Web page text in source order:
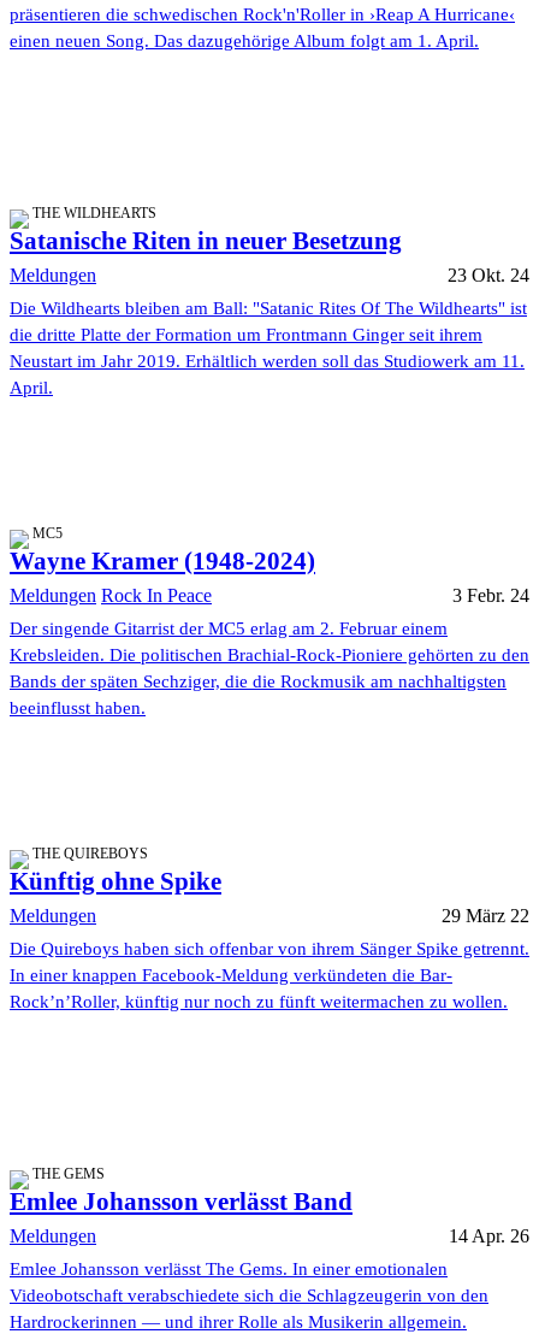
präsentieren die schwedischen Rock'n'Roller in ›Reap A Hurricane‹
einen neuen Song. Das dazugehörige Album folgt am 1. April.
THE WILDHEARTS
Satanische Riten in neuer Besetzung
Meldungen 23 Okt. 24
Die Wildhearts bleiben am Ball: "Satanic Rites Of The Wildhearts" ist
die dritte Platte der Formation um Frontmann Ginger seit ihrem
Neustart im Jahr 2019. Erhältlich werden soll das Studiowerk am 11.
April.
MC5
Wayne Kramer (1948-2024)
Meldungen Rock In Peace 3 Febr. 24
Der singende Gitarrist der MC5 erlag am 2. Februar einem
Krebsleiden. Die politischen Brachial-Rock-Pioniere gehörten zu den
Bands der späten Sechziger, die die Rockmusik am nachhaltigsten
beeinflusst haben.
THE QUIREBOYS
Künftig ohne Spike
Meldungen 29 März 22
Die Quireboys haben sich offenbar von ihrem Sänger Spike getrennt.
In einer knappen Facebook-Meldung verkündeten die Bar-
Rock’n’Roller, künftig nur noch zu fünft weitermachen zu wollen.
THE GEMS
Emlee Johansson verlässt Band
Meldungen 14 Apr. 26
Emlee Johansson verlässt The Gems. In einer emotionalen
Videobotschaft verabschiedete sich die Schlagzeugerin von den
Hardrockerinnen — und ihrer Rolle als Musikerin allgemein.